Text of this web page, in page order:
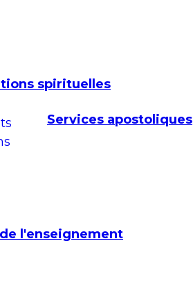
spirituelles
Services apostoliques
l'enseignement